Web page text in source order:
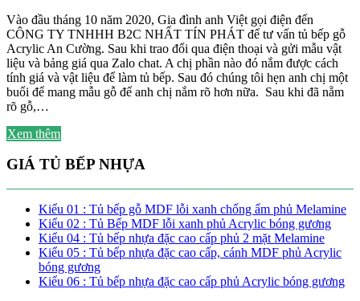
Vào đầu tháng 10 năm 2020, Gia đình anh Việt gọi điện đến
CÔNG TY TNHHH B2C NHẤT TÍN PHÁT để tư vấn tủ bếp gỗ
Acrylic An Cường. Sau khi trao đổi qua điện thoại và gửi mẫu vật
liệu và bảng giá qua Zalo chat. A chị phần nào đó nắm được cách
tính giá và vật liệu để làm tủ bếp. Sau đó chúng tôi hẹn anh chị một
buổi để mang mẫu gỗ để anh chị nắm rõ hơn nữa. Sau khi đã nẵm
rõ gỗ,…
Xem thêm
GIÁ TỦ BẾP NHỰA
Kiểu 01 : Tủ bếp gỗ MDF lỗi xanh chống ẩm phủ Melamine
Kiểu 02 : Tủ Bếp MDF lỗi xanh phủ Acrylic bóng gương
Kiểu 04 : Tủ bếp nhựa đặc cao cấp phủ 2 mặt Melamine
Kiểu 05 : Tủ bếp nhựa đặc cao cấp, cánh MDF phủ Acrylic
bóng gương
Kiểu 06 : Tủ bếp nhựa đặc cao cấp phủ Acrylic bóng gương